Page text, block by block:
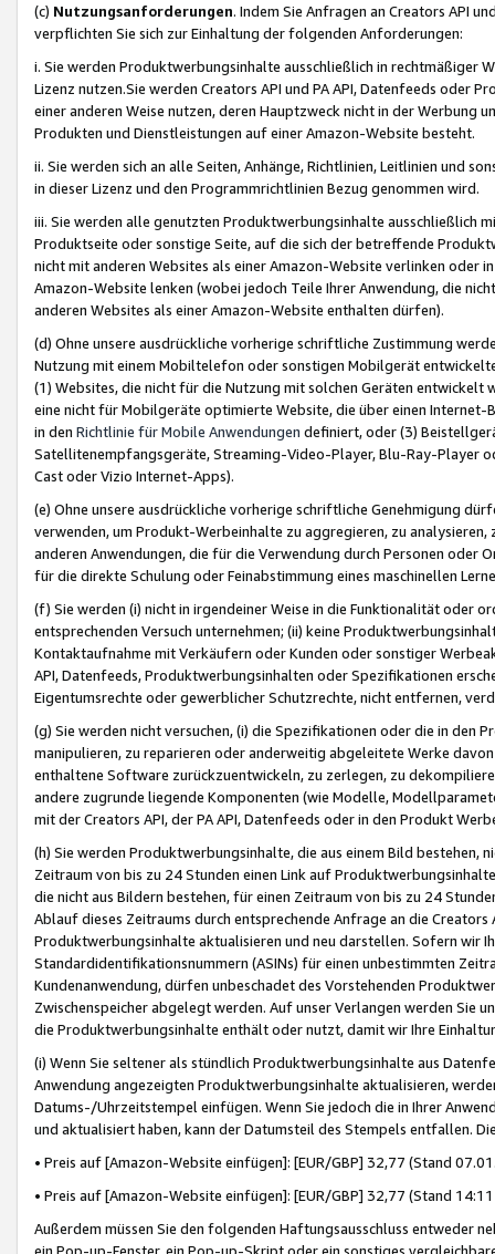
(c) Nutzungsanforderungen. Indem Sie Anfragen an Creators API
verpflichten Sie sich zur Einhaltung der folgenden Anforderungen:
i. Sie werden Produktwerbungsinhalte ausschließlich in rechtmäßiger
Lizenz nutzen.Sie werden Creators API und PA API, Datenfeeds oder
einer anderen Weise nutzen, deren Hauptzweck nicht in der Werbung
Produkten und Dienstleistungen auf einer Amazon-Website besteht.
ii. Sie werden sich an alle Seiten, Anhänge, Richtlinien, Leitlinien und
in dieser Lizenz und den Programmrichtlinien Bezug genommen wird.
iii. Sie werden alle genutzten Produktwerbungsinhalte ausschließlich
Produktseite oder sonstige Seite, auf die sich der betreffende
nicht mit anderen Websites als einer Amazon-Website verlinken oder
Amazon-Website lenken (wobei jedoch Teile Ihrer Anwendung, die
anderen Websites als einer Amazon-Website enthalten dürfen).
(d) Ohne unsere ausdrückliche vorherige schriftliche Zustimmung
Nutzung mit einem Mobiltelefon oder sonstigen Mobilgerät
(1) Websites, die nicht für die Nutzung mit solchen Geräten
eine nicht für Mobilgeräte optimierte Website, die über einen
in den Richtlinie für Mobile Anwendungen definiert, oder (3)
Satellitenempfangsgeräte, Streaming-Video-Player, Blu-Ray-Player
Cast oder Vizio Internet-Apps).
(e) Ohne unsere ausdrückliche vorherige schriftliche Genehmigung
verwenden, um Produkt-Werbeinhalte zu aggregieren, zu
anderen Anwendungen, die für die Verwendung durch Personen
für die direkte Schulung oder Feinabstimmung eines maschinellen
(f) Sie werden (i) nicht in irgendeiner Weise in die Funktionalität oder
entsprechenden Versuch unternehmen; (ii) keine
Kontaktaufnahme mit Verkäufern oder Kunden oder sonstiger
API, Datenfeeds, Produktwerbungsinhalten oder Spezifikationen
Eigentumsrechte oder gewerblicher Schutzrechte, nicht entfernen,
(g) Sie werden nicht versuchen, (i) die Spezifikationen oder die in
manipulieren, zu reparieren oder anderweitig abgeleitete Werke
enthaltene Software zurückzuentwickeln, zu zerlegen, zu
andere zugrunde liegende Komponenten (wie Modelle,
mit der Creators API, der PA API, Datenfeeds oder in den Produkt
(h) Sie werden Produktwerbungsinhalte, die aus einem Bild bestehen,
Zeitraum von bis zu 24 Stunden einen Link auf
die nicht aus Bildern bestehen, für einen Zeitraum von bis zu 24
Ablauf dieses Zeitraums durch entsprechende Anfrage an die
Produktwerbungsinhalte aktualisieren und neu darstellen. Sofern wir
Standardidentifikationsnummern (ASINs) für einen unbestimmten
Kundenanwendung, dürfen unbeschadet des Vorstehenden
Zwischenspeicher abgelegt werden. Auf unser Verlangen werden Sie
die Produktwerbungsinhalte enthält oder nutzt, damit wir Ihre
(i) Wenn Sie seltener als stündlich Produktwerbungsinhalte aus
Anwendung angezeigten Produktwerbungsinhalte aktualisieren,
Datums-/Uhrzeitstempel einfügen. Wenn Sie jedoch die in Ihrer
und aktualisiert haben, kann der Datumsteil des Stempels entfallen.
• Preis auf [Amazon-Website einfügen]: [EUR/GBP] 32,77 (Stand
• Preis auf [Amazon-Website einfügen]: [EUR/GBP] 32,77 (Stand
Außerdem müssen Sie den folgenden Haftungsausschluss entweder
ein Pop-up-Fenster, ein Pop-up-Skript oder ein sonstiges